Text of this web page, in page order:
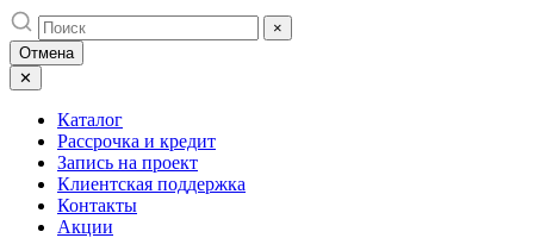
Skip
to
content
×
Отмена
✕
Каталог
Рассрочка и кредит
Запись на проект
Клиентская поддержка
Контакты
Акции